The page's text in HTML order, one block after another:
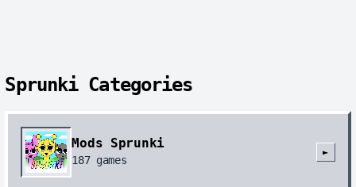
Sprunki Categories
Mods Sprunki
187games
►